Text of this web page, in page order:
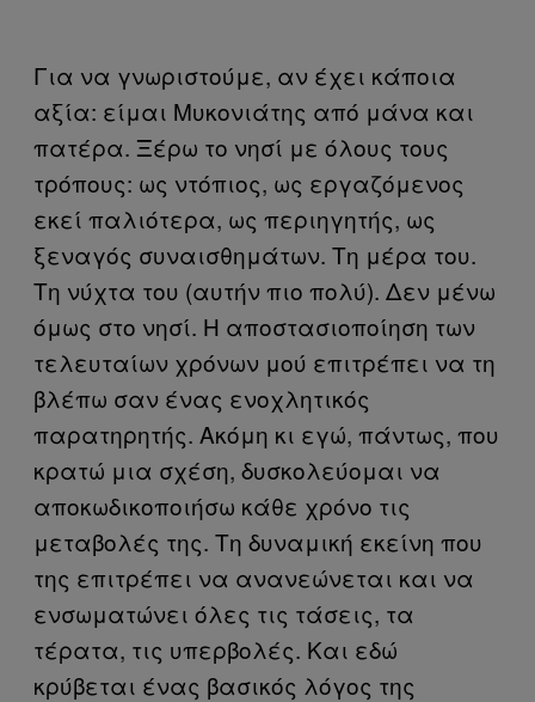
Για να γνωριστούμε, αν έχει κάποια
αξία: είμαι Μυκονιάτης από μάνα και
πατέρα. Ξέρω το νησί με όλους τους
τρόπους: ως ντόπιος, ως εργαζόμενος
εκεί παλιότερα, ως περιηγητής, ως
ξεναγός συναισθημάτων. Τη μέρα του.
Τη νύχτα του (αυτήν πιο πολύ). Δεν μένω
όμως στο νησί. Η αποστασιοποίηση των
τελευταίων χρόνων μού επιτρέπει να τη
βλέπω σαν ένας ενοχλητικός
παρατηρητής. Ακόμη κι εγώ, πάντως, που
κρατώ μια σχέση, δυσκολεύομαι να
αποκωδικοποιήσω κάθε χρόνο τις
μεταβολές της. Τη δυναμική εκείνη που
της επιτρέπει να ανανεώνεται και να
ενσωματώνει όλες τις τάσεις, τα
τέρατα, τις υπερβολές. Και εδώ
κρύβεται ένας βασικός λόγος της